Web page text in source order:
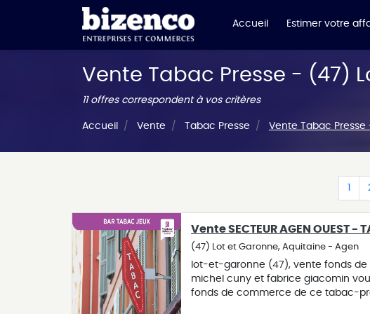
Accueil Estimer votre
Vente Tabac Presse - (47)
11 offres correspondent à vos critères
Accueil Vente Tabac Presse Vente Tabac
1
Vente SECTEUR AGEN OUEST -
(47) Lot et Garonne, Aquitaine - Agen
lot-et-garonne (47), vente fonds
michel cuny et fabrice giacomin
fonds de commerce de ce tabac-